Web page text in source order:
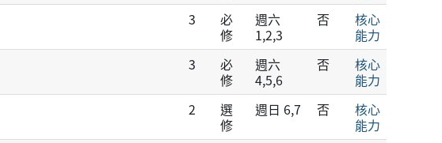
3
必
修
週六
1,2,3
否
核心
能力
3
必
修
週六
4,5,6
否
核心
能力
2
選
修
週日 6,7 否
核心
能力